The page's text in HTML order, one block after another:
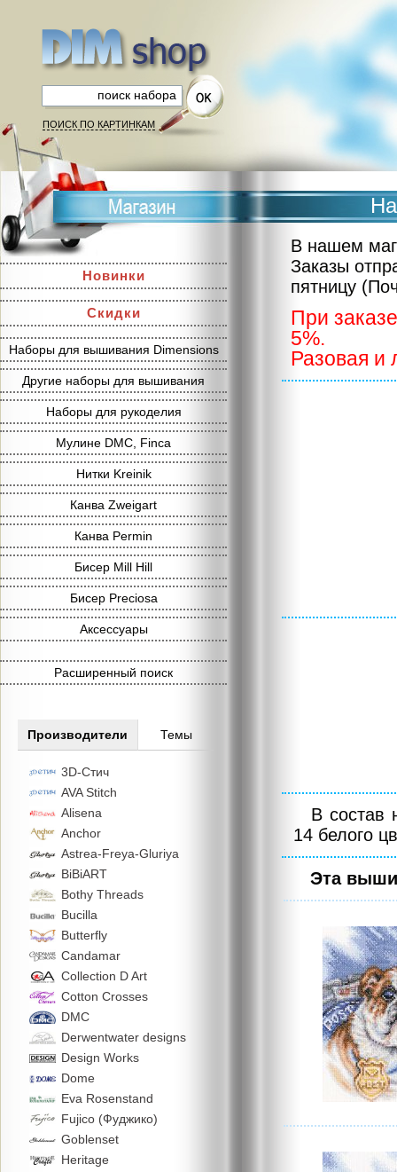
ПОИСК ПО КАРТИНКАМ
Новинки
Скидки
Наборы для вышивания Dimensions
Другие наборы для вышивания
Наборы для рукоделия
Мулине DMC, Finca
Нитки Kreinik
Канва Zweigart
Канва Permin
Бисер Mill Hill
Бисер Preciosa
Аксессуары
Расширенный поиск
Производители Темы
3D-Стич
AVA Stitch
Alisena
Anchor
Astrea-Freya-Gluriya
BiBiART
Bothy Threads
Bucilla
Butterfly
Candamar
Collection D Art
Cotton Crosses
DMC
Derwentwater designs
Design Works
Dome
Eva Rosenstand
Fujico (Фуджико)
Goblenset
Heritage
В нашем
Заказы
пятницу
При
5%.
Разовая и
В состав
14 белого
Эта